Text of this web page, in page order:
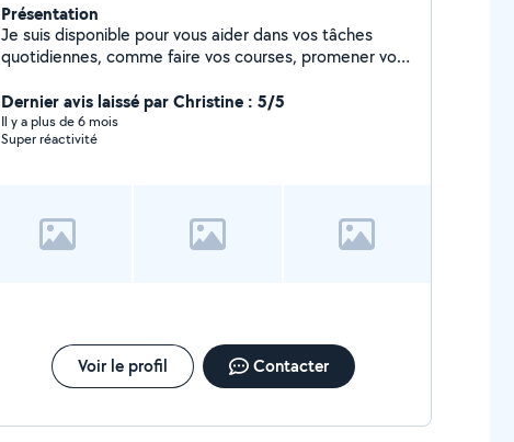
Présentation
Je suis disponible pour vous aider dans vos tâches
quotidiennes, comme faire vos courses, promener vos
garder vos enfants, les emmener ou les ramener de
l'école.
Dernier avis laissé par Christine : 5/5
Il y a plus de 6 mois
Super réactivité
Voir le profil Contacter